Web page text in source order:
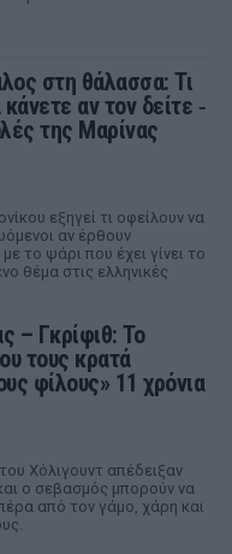
στη θάλασσα: Τι
αν τον δείτε ‑
της Μαρίνας
εξηγεί τι οφείλουν να
αν έρθουν
το ψάρι που έχει γίνει το
θέμα στις ελληνικές
– Γκρίφιθ: Το
τους κρατά
φίλους» 11 χρόνια
Χόλιγουντ απέδειξαν
ο σεβασμός μπορούν να
από τον γάμο, χάρη και